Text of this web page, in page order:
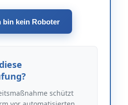
bin kein Roboter
schützt